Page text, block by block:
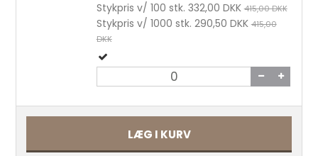
22,00 DKK
Stykpris v/ 100 stk. 332,00 DKK 415,00 DKK
Stykpris v/ 1000 stk. 290,50 DKK 415,00
DKK
LÆG I KURV